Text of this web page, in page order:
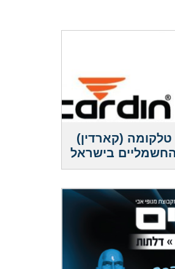
טלקומה (קארדין)
בישראל